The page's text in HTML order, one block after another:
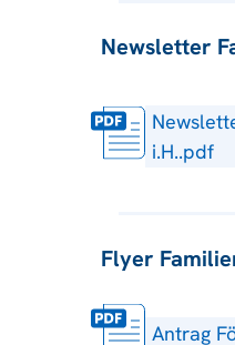
Newsletter
i.H..pdf
Flyer
Antrag